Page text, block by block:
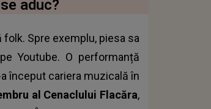
aduc?
Spre exemplu, piesa sa
Youtube. O performanță
început cariera muzicală în
al Cenaclului Flacăra,